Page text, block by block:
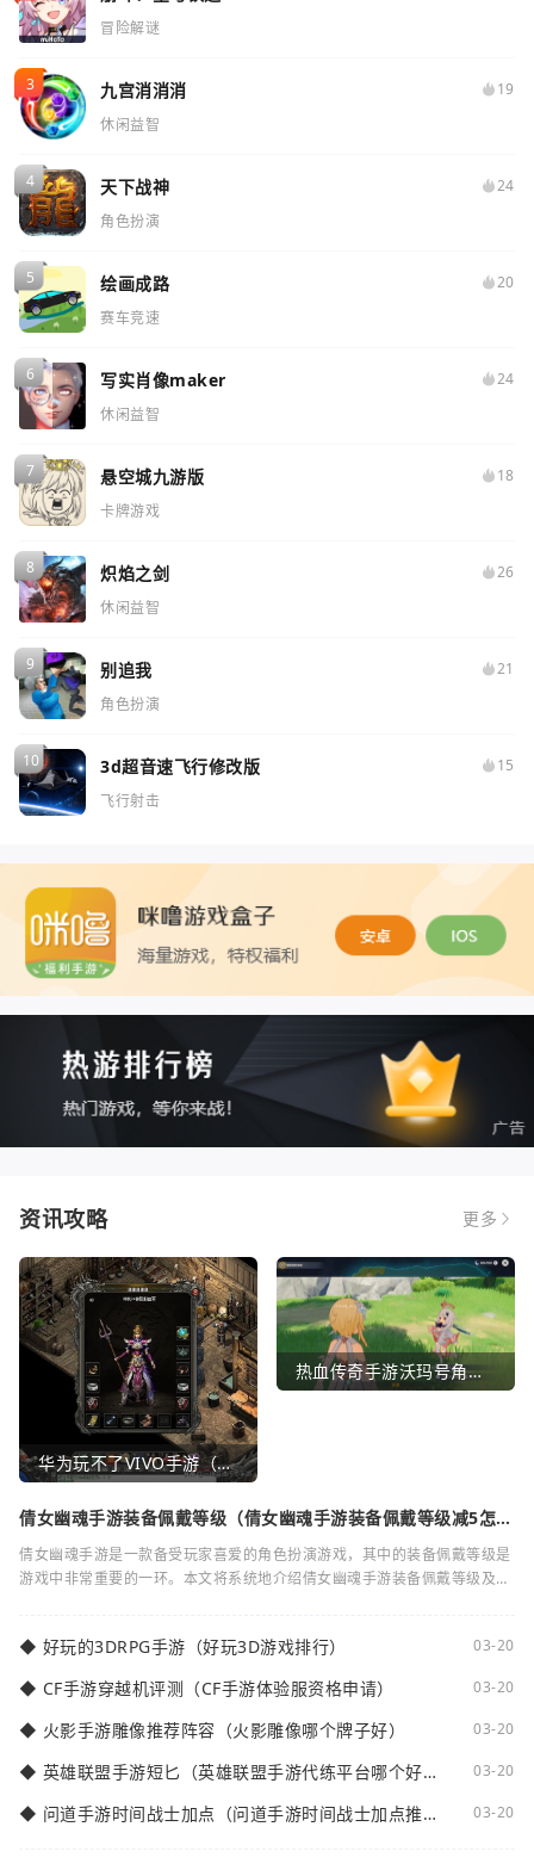
冒险解谜
九宫消消消
19
休闲益智
天下战神
24
角色扮演
绘画成路
20
赛车竞速
写实肖像maker
24
休闲益智
悬空城九游版
18
卡牌游戏
炽焰之剑
26
休闲益智
别追我
21
角色扮演
3d超音速飞行修改版
15
飞行射击
资讯攻略 更多
华为玩不了VIVO手游（华为玩不了VIVO手游怎么办）
热血传奇手游沃玛号角（热血传奇沃玛装备隐藏属性）
倩女幽魂手游装备佩戴等级（倩女幽魂手游装备佩戴等级减5怎么
倩女幽魂手游是一款备受玩家喜爱的角色扮演游戏，其中的装备佩戴等级是
游戏中非常重要的一环。本文将系统地介绍倩女幽魂手游装备佩戴等级及其
◆ 好玩的3DRPG手游（好玩3D游戏排行） 03-20
◆ CF手游穿越机评测（CF手游体验服资格申请） 03-20
◆ 火影手游雕像推荐阵容（火影雕像哪个牌子好） 03-20
◆ 英雄联盟手游短匕（英雄联盟手游代练平台哪个好
03-20
◆ 问道手游时间战士加点（问道手游时间战士加点推
03-20